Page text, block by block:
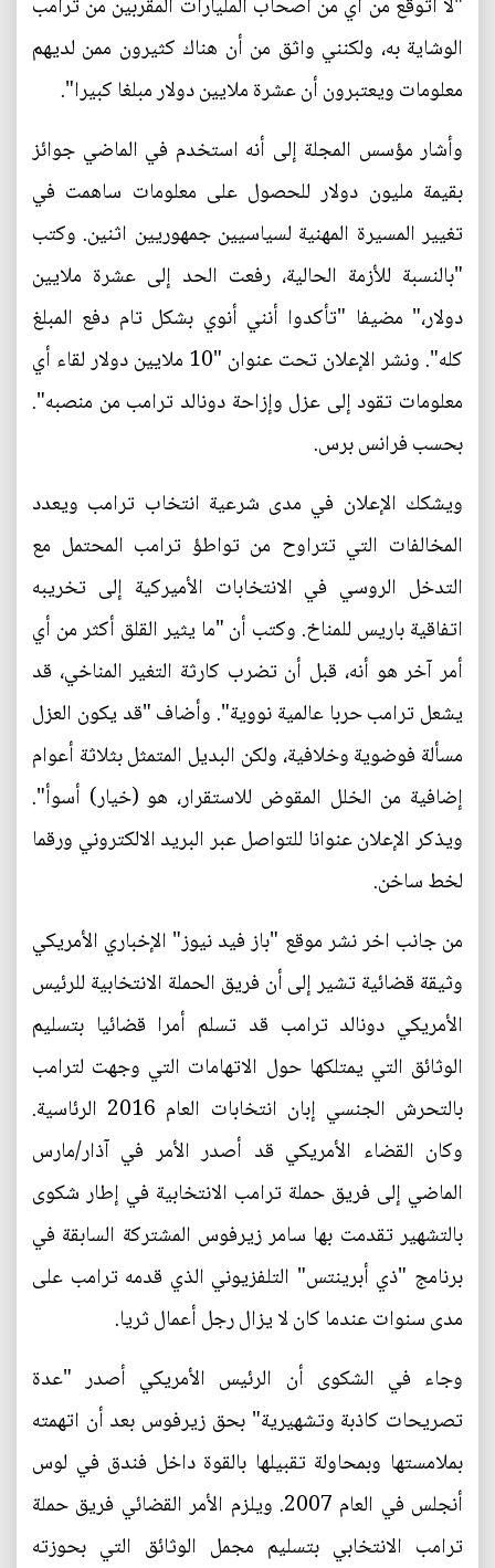
الوشاية به، ولكنني واثق من أن هناك كثيرون ممن لديهم
معلومات ويعتبرون أن عشرة ملايين دولار مبلغا كبيرا".
وأشار مؤسس المجلة إلى أنه استخدم في الماضي جوائز
بقيمة مليون دولار للحصول على معلومات ساهمت في
تغيير المسيرة المهنية لسياسيين جمهوريين اثنين. وكتب
"بالنسبة للأزمة الحالية، رفعت الحد إلى عشرة ملايين
دولار،" مضيفا "تأكدوا أنني أنوي بشكل تام دفع المبلغ
كله". ونشر الإعلان تحت عنوان "10 ملايين دولار لقاء أي
معلومات تقود إلى عزل وإزاحة دونالد ترامب من منصبه".
بحسب فرانس برس.
ويشكك الإعلان في مدى شرعية انتخاب ترامب ويعدد
المخالفات التي تتراوح من تواطؤ ترامب المحتمل مع
التدخل الروسي في الانتخابات الأميركية إلى تخريبه
اتفاقية باريس للمناخ. وكتب أن "ما يثير القلق أكثر من أي
أمر آخر هو أنه، قبل أن تضرب كارثة التغير المناخي، قد
يشعل ترامب حربا عالمية نووية". وأضاف "قد يكون العزل
مسألة فوضوية وخلافية، ولكن البديل المتمثل بثلاثة أعوام
إضافية من الخلل المقوض للاستقرار، هو (خيار) أسوأ".
ويذكر الإعلان عنوانا للتواصل عبر البريد الالكتروني ورقما
لخط ساخن.
من جانب اخر نشر موقع "باز فيد نيوز" الإخباري الأمريكي
وثيقة قضائية تشير إلى أن فريق الحملة الانتخابية للرئيس
الأمريكي دونالد ترامب قد تسلم أمرا قضائيا بتسليم
الوثائق التي يمتلكها حول الاتهامات التي وجهت لترامب
بالتحرش الجنسي إبان انتخابات العام 2016 الرئاسية.
وكان القضاء الأمريكي قد أصدر الأمر في آذار/مارس
الماضي إلى فريق حملة ترامب الانتخابية في إطار شكوى
بالتشهير تقدمت بها سامر زيرفوس المشتركة السابقة في
برنامج "ذي أبرينتس" التلفزيوني الذي قدمه ترامب على
مدى سنوات عندما كان لا يزال رجل أعمال ثريا.
وجاء في الشكوى أن الرئيس الأمريكي أصدر "عدة
تصريحات كاذبة وتشهيرية" بحق زيرفوس بعد أن اتهمته
بملامستها وبمحاولة تقبيلها بالقوة داخل فندق في لوس
أنجلس في العام 2007. ويلزم الأمر القضائي فريق حملة
ترامب الانتخابي بتسليم مجمل الوثائق التي بحوزته